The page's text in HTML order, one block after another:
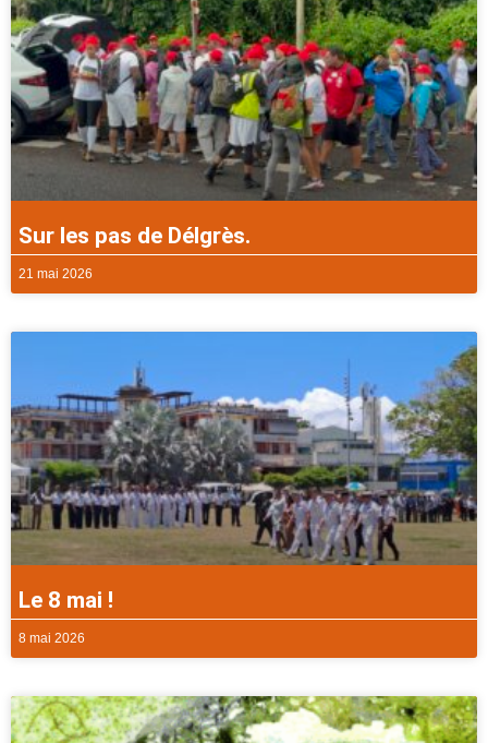
Sur les pas de Délgrès.
21 mai 2026
Le 8 mai !
8 mai 2026